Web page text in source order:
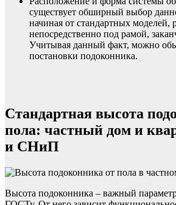
существует обширный выбор
начиная от стандартных моделей,
непосредственно под рамой,
Учитывая данный факт, можно
постановки подоконника.
Стандартная высота
пола: частный дом и
и СНиП
Высота подоконника – важный